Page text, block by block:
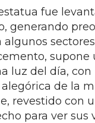
fue
generando
supone
luz del día, con
de la
revestido con
para ver sus